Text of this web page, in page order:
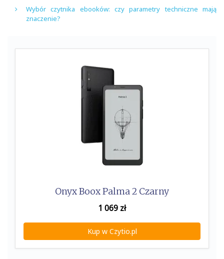
Wybór czytnika ebooków: czy parametry techniczne mają
znaczenie?
Onyx Boox Palma 2 Czarny
1 069 zł
Kup w Czytio.pl